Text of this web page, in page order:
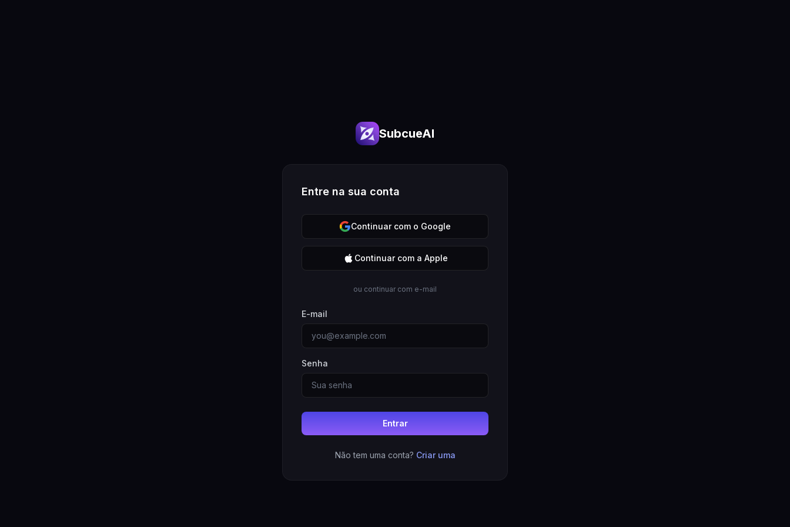
SubcueAI
Entre na sua conta
Continuar com o Google
Continuar com a Apple
ou continuar com e-mail
E-mail
Senha
Entrar
Não tem uma conta? Criar uma